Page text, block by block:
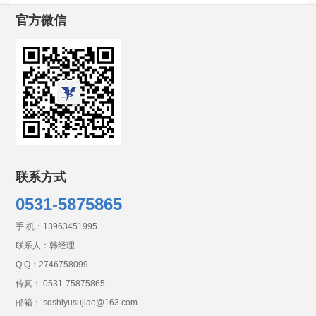
官方微信
联系方式
0531-5875865
手 机： 13963451995
联系人：韩经理
Q Q： 2746758099
传真： 0531-75875865
邮箱： sdshiyusujiao@163.com